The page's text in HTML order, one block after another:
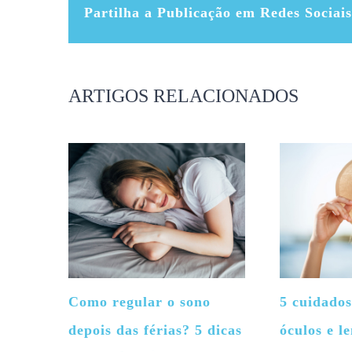
Partilha a Publicação em Redes
ARTIGOS RELACIONADOS
Como regular o sono
depois das férias? 5 dicas
5
óculos e